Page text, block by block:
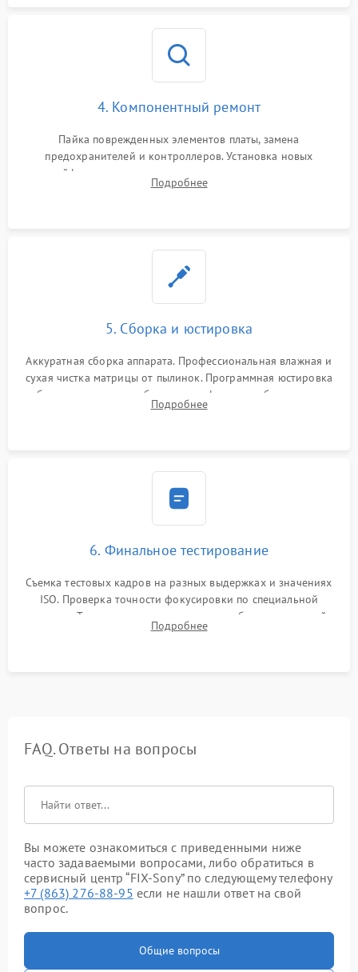
4. Компонентный ремонт
Пайка поврежденных элементов платы, замена
предохранителей и контроллеров. Установка новых
шлейфов, дисплея, механизма затвора или двигателя
автофокуса. Восстановление геометрии тубуса объектива
Подробнее
5. Сборка и юстировка
Аккуратная сборка аппарата. Профессиональная влажная и
сухая чистка матрицы от пылинок. Программная юстировка
рабочего отрезка, калибровка автофокуса, стабилизатора и
экспозамера с помощью сервисного ПО.
Подробнее
6. Финальное тестирование
Съемка тестовых кадров на разных выдержках и значениях
ISO. Проверка точности фокусировки по специальной
мишени. Тест записи на карту памяти, работы встроенной
вспышки, микрофона и всех кнопок управления.
Подробнее
FAQ. Ответы на вопросы
Вы можете ознакомиться с приведенными ниже
часто задаваемыми вопросами, либо обратиться в
сервисный центр “FIX-Sony” по следующему телефону
+7 (863) 276-88-95 если не нашли ответ на свой
вопрос.
Общие вопросы